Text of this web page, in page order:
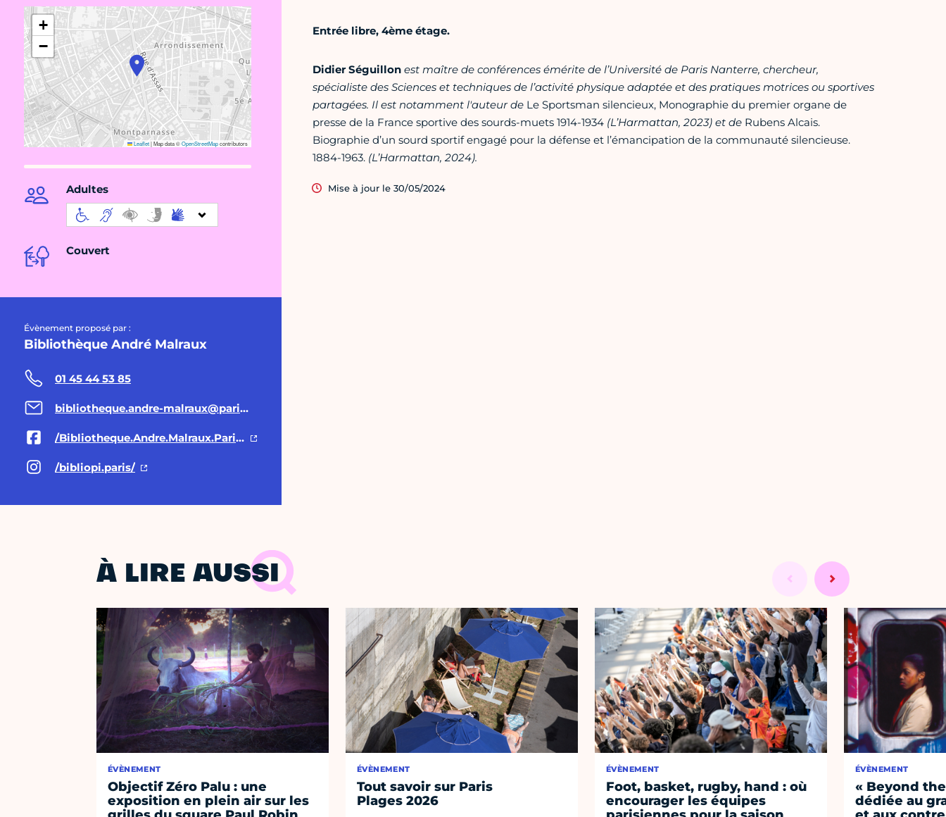
+
−
Leaflet|Map data ©OpenStreetMapcontributors
Adultes
Couvert
Évènement proposé par :
Bibliothèque André Malraux
01 45 44 53 85
bibliotheque.andre-malraux@paris.fr
/Bibliotheque.Andre.Malraux.Paris.6eme
/bibliopi.paris/
Entrée libre, 4ème étage.
Didier Séguillon est maître de conférences émérite de l’Université de Paris Nanterre, chercheur,
spécialiste des Sciences et techniques de l’activité physique adaptée et des pratiques motrices ou sportives
partagées. Il est notamment l'auteur de Le Sportsman silencieux, Monographie du premier organe de
presse de la France sportive des sourds-muets 1914-1934 (L’Harmattan, 2023) et de Rubens Alcais.
Biographie d’un sourd sportif engagé pour la défense et l’émancipation de la communauté silencieuse.
1884-1963.(L’Harmattan, 2024).
Mise à jour le 30/05/2024
À LIRE AUSSI
ÉVÈNEMENT
Objectif Zéro Palu : une
exposition en plein air sur les
ÉVÈNEMENT
Tout savoir sur Paris
Plages 2026
ÉVÈNEMENT
Foot, basket, rugby, hand : où
encourager les équipes
ÉVÈNEMENT
« Beyond
dédiée au